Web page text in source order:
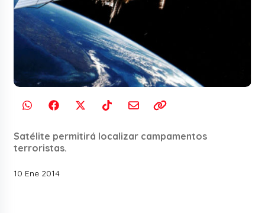
Satélite permitirá localizar campamentos
terroristas.
10 Ene 2014